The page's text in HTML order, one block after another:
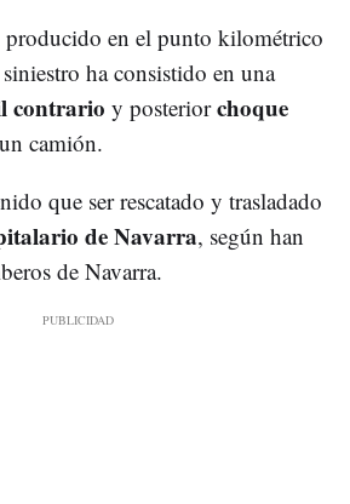
producido en el punto kilométrico
ha consistido en una
contrario y posteriorchoque
camión.
que ser rescatado y trasladado
de Navarra, según han
de Navarra.